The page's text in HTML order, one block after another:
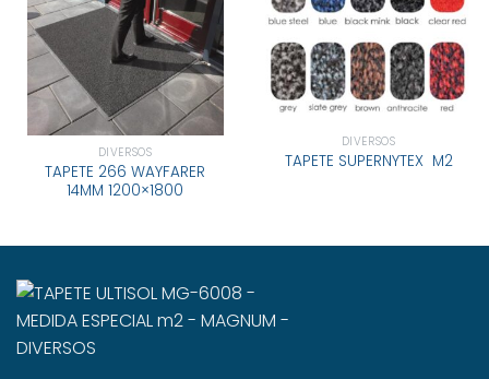
DIVERSOS
TAPETE 266 WAYFARER
14MM 1200×1800
DIVERSOS
TAPETE SUPERNYTEX M2